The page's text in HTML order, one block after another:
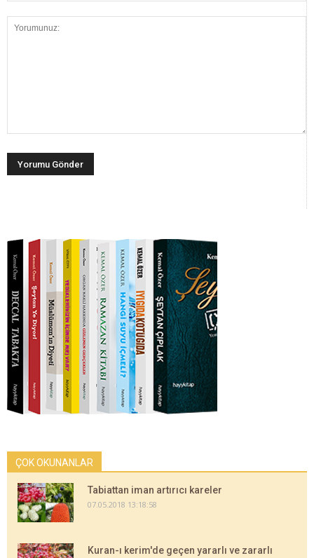
ÇOK OKUNANLAR
Tabiattan iman artırıcı kareler
07.05.2018 13:18:58
Kuran-ı kerim'de geçen yararlı ve zararlı